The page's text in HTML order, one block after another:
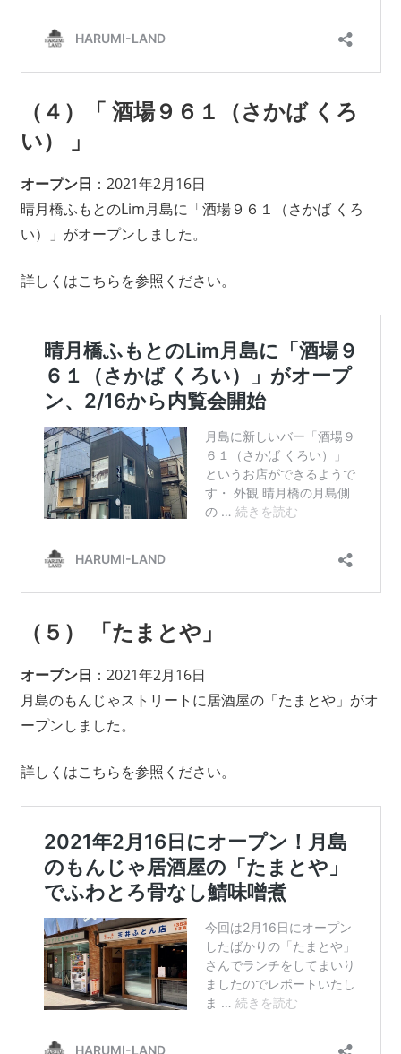
（４）「 酒場９６１（さかば くろ
い） 」
オープン日 ：2021年2月16日
晴月橋ふもとのLim月島に「酒場９６１（さかば くろ
い）」がオープンしました。
詳しくはこちらを参照ください。
（５） 「たまとや」
オープン日 ：2021年2月16日
月島のもんじゃストリートに居酒屋の「たまとや」がオ
ープンしました。
詳しくはこちらを参照ください。